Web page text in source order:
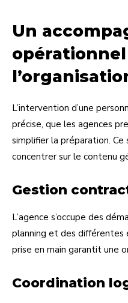
Un
L’intervention d’une
précise, que les agences
simplifier la préparation.
concentrer sur le contenu
Gestion
L’agence s’occupe des
planning et des
prise en main garantit une
Coordination